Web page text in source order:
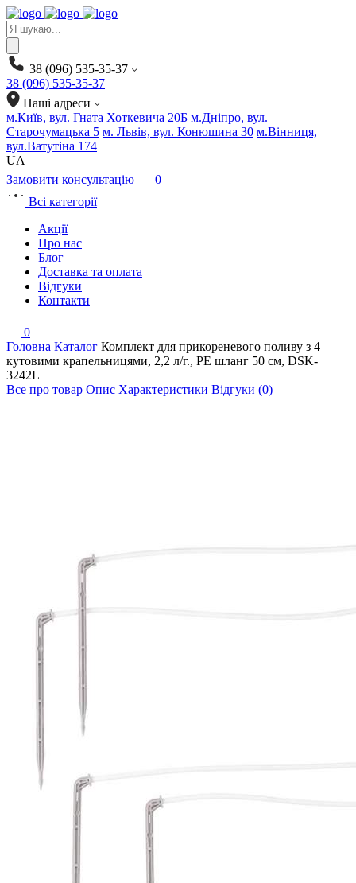
Products
search
38 (096) 535-35-37
38 (096) 535-35-37
Наші адреси
м.Київ, вул. Гната Хоткевича 20Б м.Дніпро, вул.
Старочумацька 5 м. Львів, вул. Конюшина 30 м.Вінниця,
вул.Ватутіна 174
UA
Замовити консультацію
0
Всі категорії
Акції
Про нас
Блог
Доставка та оплата
Відгуки
Контакти
0
Головна Каталог Комплект для прикореневого поливу з 4
кутовими крапельницями, 2,2 л/г., РЕ шланг 50 см, DSK-
3242L
Все про товар Опис Характеристики Відгуки (0)